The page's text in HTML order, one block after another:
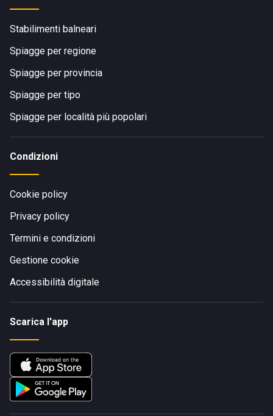
Stabilimenti balneari
Spiagge per regione
Spiagge per provincia
Spiagge per tipo
Spiagge per località più popolari
Condizioni
Cookie policy
Privacy policy
Termini e condizioni
Gestione cookie
Accessibilità digitale
Scarica l'app